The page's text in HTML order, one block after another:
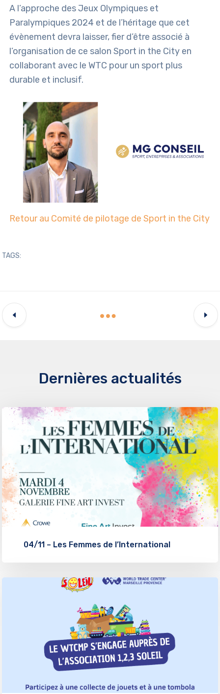
A l’approche des Jeux Olympiques et
Paralympiques 2024 et de l’héritage que cet
évènement devra laisser, fier d’être associé à
l’organisation de ce salon Sport in the City en
collaborant avec le WTC pour un sport plus
durable et inclusif.
Retour au Comité de pilotage de Sport in the City
TAGS:
Dernières actualités
04/11 – Les Femmes de l’International